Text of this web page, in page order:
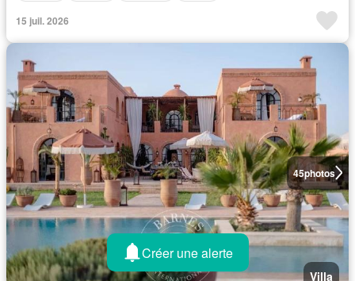
15 juil. 2026
45photos
Villa
Créer une alerte